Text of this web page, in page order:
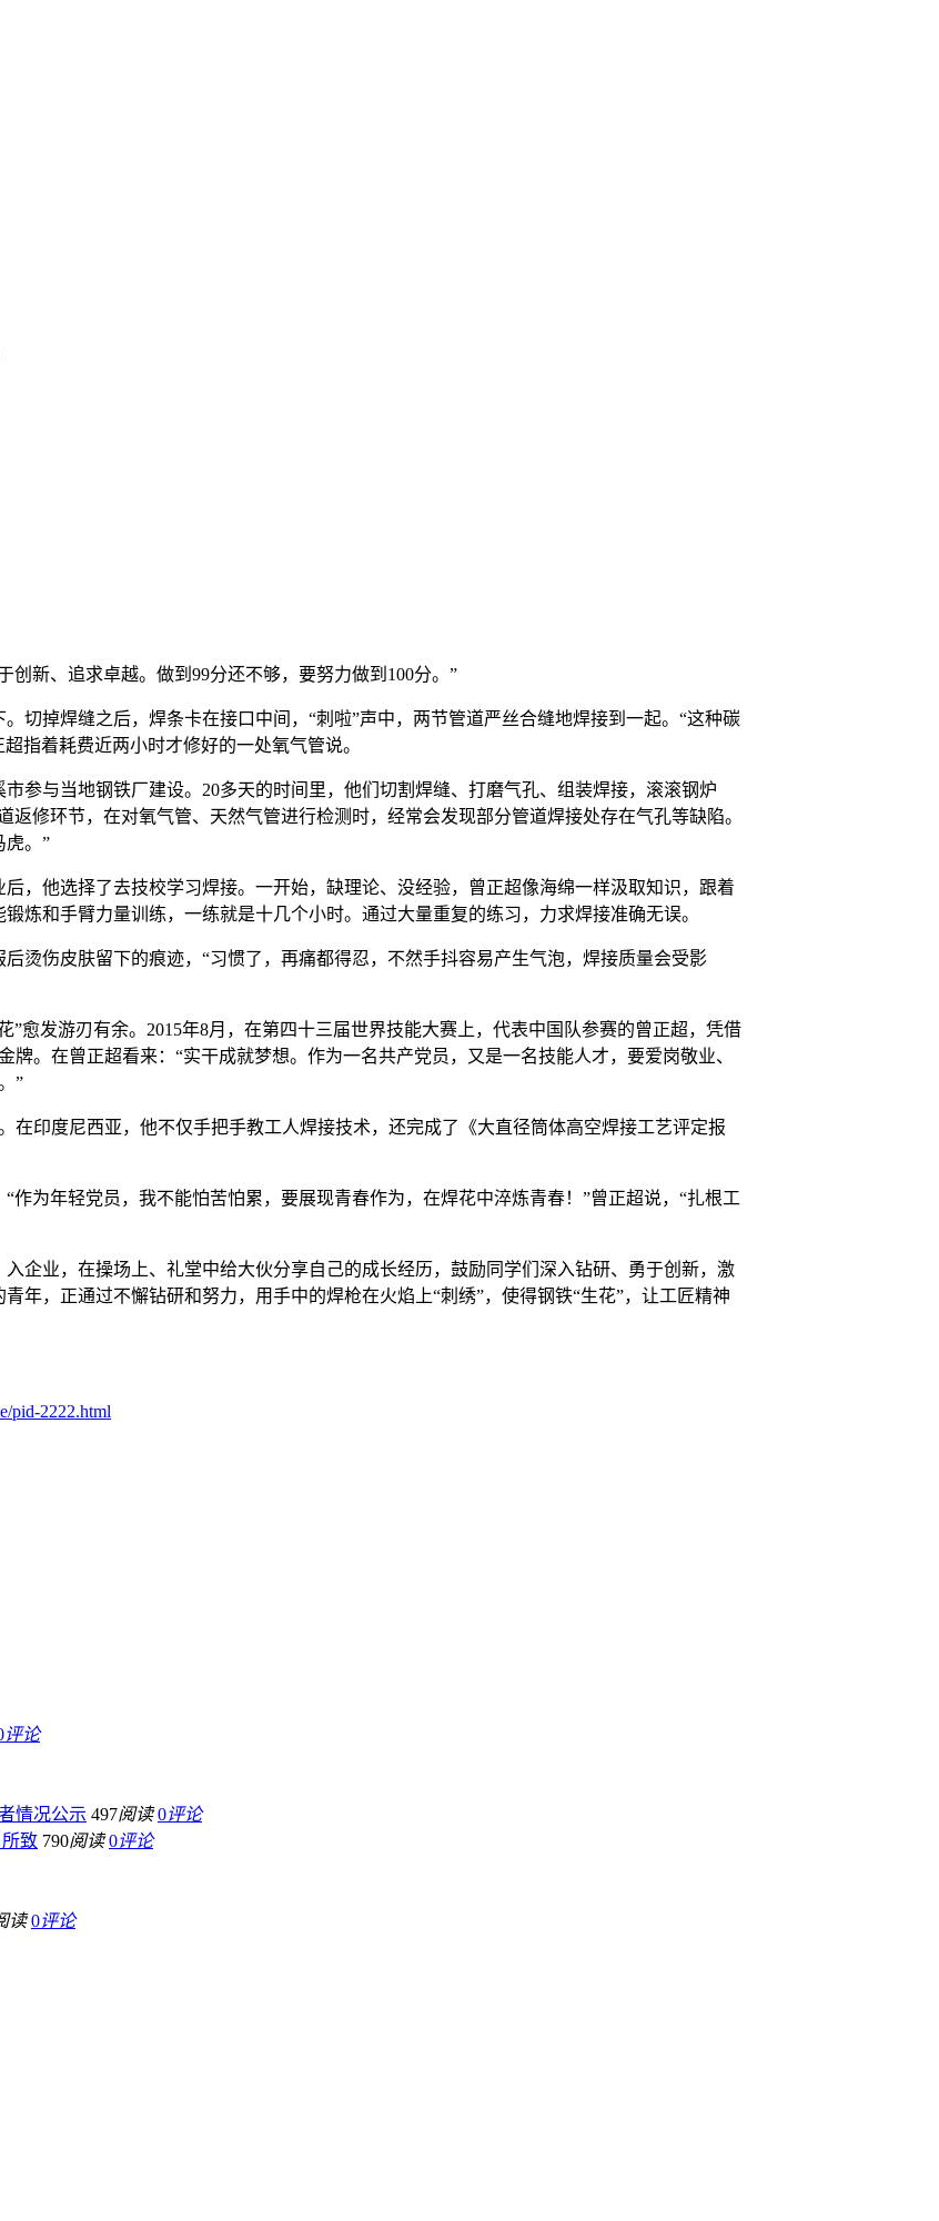
新、追求卓越。做到99分还不够，要努力做到100分。”
切掉焊缝之后，焊条卡在接口中间，“刺啦”声中，两节管道严丝合缝地焊接到一起。“这种碳
指着耗费近两小时才修好的一处氧气管说。
参与当地钢铁厂建设。20多天的时间里，他们切割焊缝、打磨气孔、组装焊接，滚滚钢炉
修环节，在对氧气管、天然气管进行检测时，经常会发现部分管道焊接处存在气孔等缺陷。
虎。”
，他选择了去技校学习焊接。一开始，缺理论、没经验，曾正超像海绵一样汲取知识，跟着
炼和手臂力量训练，一练就是十几个小时。通过大量重复的练习，力求焊接准确无误。
烫伤皮肤留下的痕迹，“习惯了，再痛都得忍，不然手抖容易产生气泡，焊接质量会受影
愈发游刃有余。2015年8月，在第四十三届世界技能大赛上，代表中国队参赛的曾正超，凭借
。在曾正超看来：“实干成就梦想。作为一名共产党员，又是一名技能人才，要爱岗敬业、
”
在印度尼西亚，他不仅手把手教工人焊接技术，还完成了《大直径筒体高空焊接工艺评定报
为年轻党员，我不能怕苦怕累，要展现青春作为，在焊花中淬炼青春！”曾正超说，“扎根工
企业，在操场上、礼堂中给大伙分享自己的成长经历，鼓励同学们深入钻研、勇于创新，激
年，正通过不懈钻研和努力，用手中的焊枪在火焰上“刺绣”，使得钢铁“生花”，让工匠精神
pid-2222.html
评论
情况公示 497阅读 0评论
致 790阅读 0评论
读 0评论